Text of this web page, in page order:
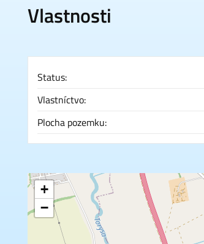
Vlastnosti
Status:
Vlastníctvo:
Plocha pozemku:
+
−